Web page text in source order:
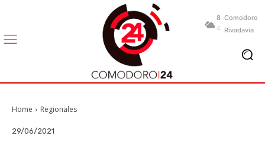
8
C
Comodoro
Rivadavia
Home Regionales
29/06/2021